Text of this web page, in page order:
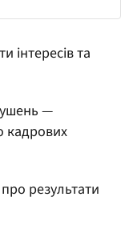
інтересів та
—
кадрових
результати